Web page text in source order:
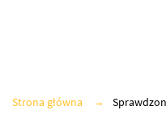
Strona główna